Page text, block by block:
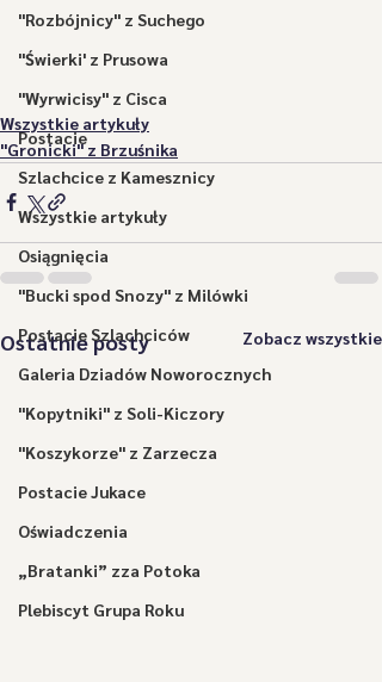
"Rozbójnicy" z Suchego
"Świerki' z Prusowa
"Wyrwicisy" z Cisca
Postacie
Szlachcice z Kamesznicy
Wszystkie artykuły
Osiągnięcia
"Bucki spod Snozy" z Milówki
Postacie Szlachciców
Galeria Dziadów Noworocznych
"Kopytniki" z Soli-Kiczory
"Koszykorze" z Zarzecza
Postacie Jukace
Oświadczenia
„Bratanki” zza Potoka
Plebiscyt Grupa Roku
Wszystkie artykuły
"Gronicki" z Brzuśnika
Ostatnie posty Zobacz wszystkie